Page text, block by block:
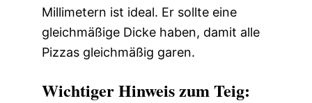
Millimetern ist ideal. Er sollte eine
gleichmäßige Dicke haben, damit alle
Pizzas gleichmäßig garen.
Wichtiger Hinweis zum Teig: